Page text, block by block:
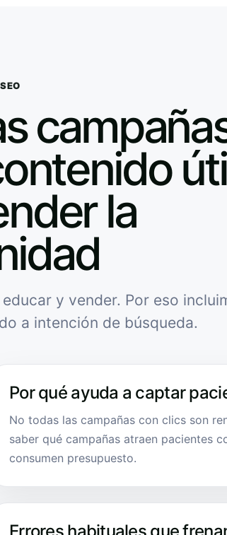
la
y vender. Por eso
a intención de búsqueda.
Por qué ayuda a captar
No todas las campañas con clics son
saber qué campañas atraen pacientes
consumen presupuesto.